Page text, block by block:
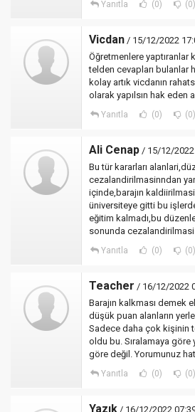
Yanıtla (0) (0)
Vicdan / 15/12/2022
Öğretmenlere yaptıranlar
telden cevapları bulanlar
kolay artık vicdanın
olarak yapılsın hak eden
Yanıtla (0) (0)
Ali Cenap / 15/12/2022
Bu tür kararları
cezalandirilmasinndan
içinde,barajın
üniversiteye gitti bu
eğitim kalmadı,bu
sonunda
Yanıtla (0) (0)
Teacher / 16/12/2022
Barajın kalkması demek
düşük puan alanların
Sadece daha çok kişinin
oldu bu. Sıralamaya
göre değil. Yorumunuz
Yanıtla (0) (0)
Yazık / 16/12/2022